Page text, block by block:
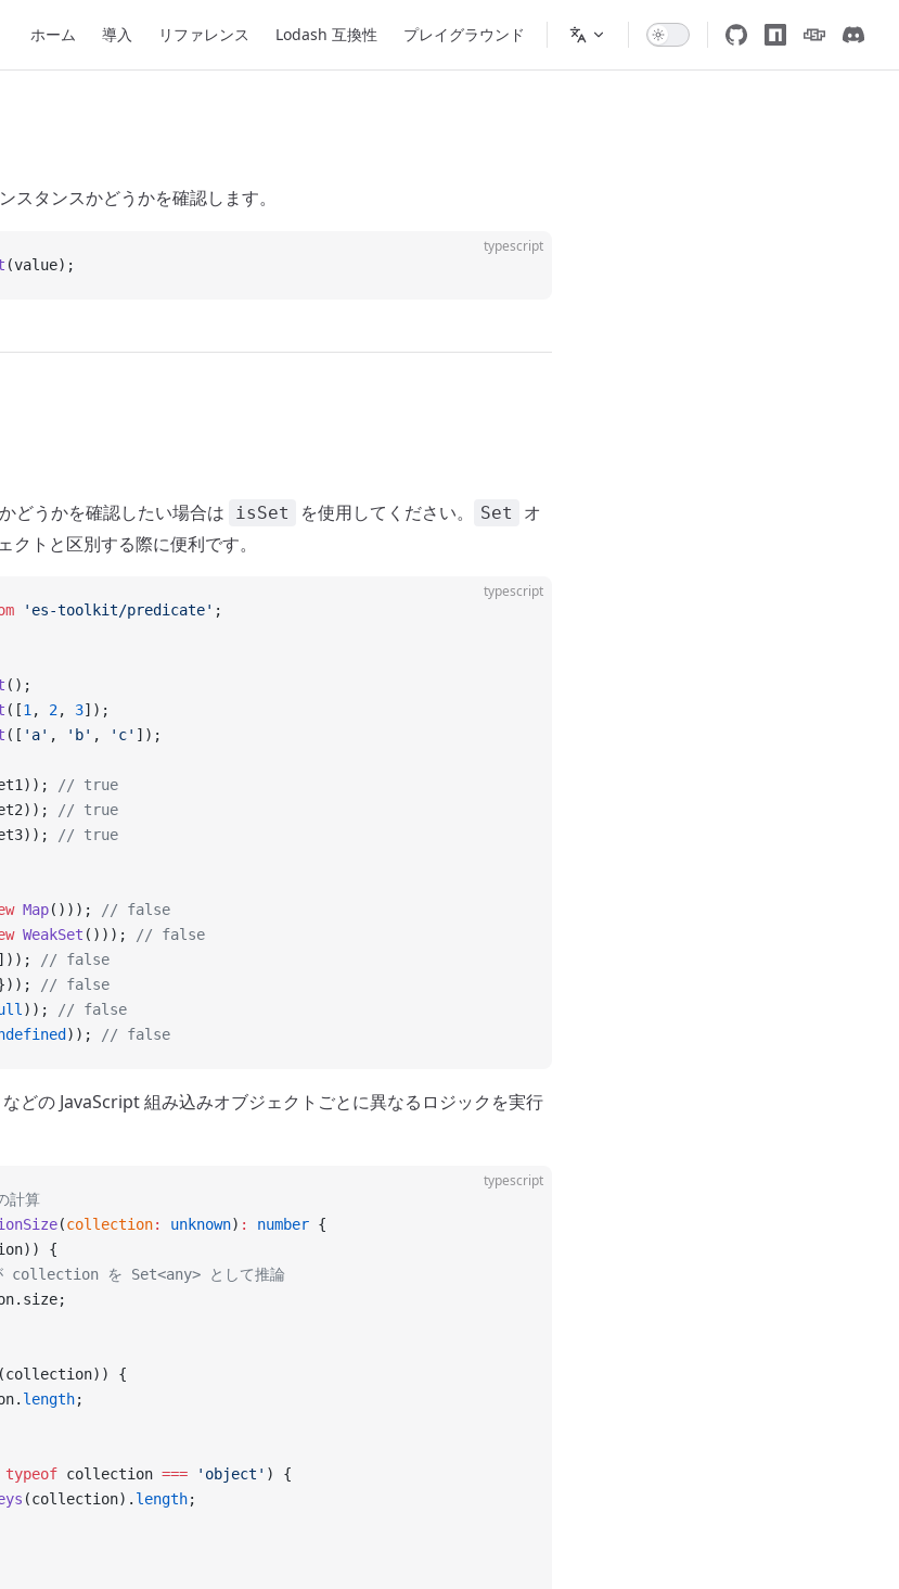
ホーム 導入 リファレンス Lodash 互換性 プレイグラウンド
スタンスかどうかを確認します。
typescript
(value);
どうかを確認したい場合は isSet を使用してください。 Set
オ
クトと区別する際に便利です。
typescript
'es-toolkit/predicate' ;
();
([1 , 2, 3]);
([ 'a' , 'b' , 'c' ]);
// true
// true
// true
Map()));
// false
WeakSet ()));
// false
// false
// false
));
// false
)); // false
などの JavaScript 組み込みオブジェクトごとに異なるロジックを実行
typescript
計算
(collection: unknown) : number {
{
collection を Set<any> として推論
(collection)) {
length;
collection === 'object' ) {
(collection). length;